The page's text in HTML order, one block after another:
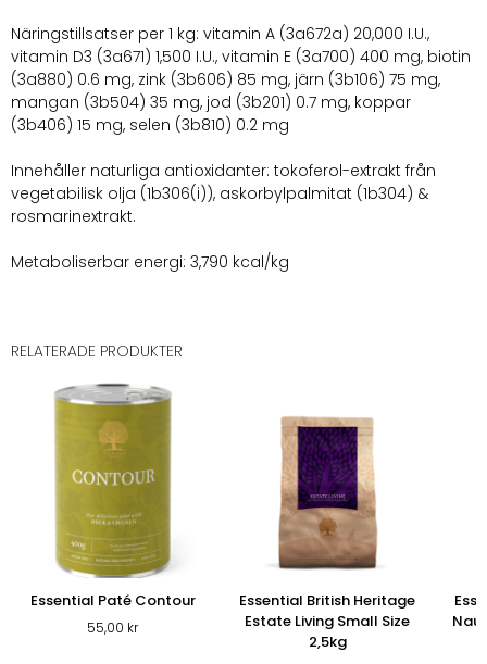
Näringstillsatser per 1 kg: vitamin A (3a672a) 20,000 I.U.,
vitamin D3 (3a671) 1,500 I.U., vitamin E (3a700) 400 mg, biotin
(3a880) 0.6 mg, zink (3b606) 85 mg, järn (3b106) 75 mg,
mangan (3b504) 35 mg, jod (3b201) 0.7 mg, koppar
(3b406) 15 mg, selen (3b810) 0.2 mg
Innehåller naturliga antioxidanter: tokoferol-extrakt från
vegetabilisk olja (1b306(i)), askorbylpalmitat (1b304) &
rosmarinextrakt.
Metaboliserbar energi: 3,790 kcal/kg
RELATERADE PRODUKTER
Essential Paté Contour
55,00 kr
Essential British Heritage
Estate Living Small Size
2,5kg